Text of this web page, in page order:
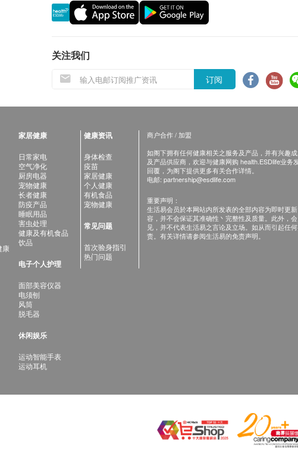
关注我们
订阅
康
家居健康
日常家电
空气净化
厨房电器
宠物健康
长者健康
防疫产品
睡眠用品
害虫处理
健康及有机食品
饮品
电子个人护理
面部美容仪器
电须刨
风筒
脱毛器
休闲娱乐
运动智能手表
运动耳机
健康资讯
身体检查
疫苗
家居健康
个人健康
有机食品
宠物健康
常见问题
首次验身指引
热门问题
商户合作 / 加盟
如阁下拥有任何健康相关之服务及产品，并有兴趣
及产品供应商，欢迎与健康网购 health.ESDlife业务
回覆，为阁下提供更多有关合作详情。
电邮: partnership@esdlife.com
重要声明：
生活易会员於本网站内所发表的全部内容为即时更
容，并不会保证其准确性丶完整性及质量。此外，
见，并不代表生活易之言论及立场。如从而引起任
责。有关详情请参阅生活易的免责声明。